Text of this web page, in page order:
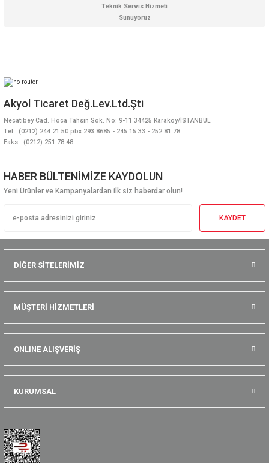
Teknik Servis Hizmeti
Sunuyoruz
Akyol Ticaret Değ.Lev.Ltd.Şti
Necatibey Cad. Hoca Tahsin Sok. No: 9-11 34425 Karaköy/İSTANBUL
Tel : (0212) 244 21 50 pbx 293 8685 - 245 15 33 - 252 81 78
Faks : (0212) 251 78 48
HABER BÜLTENİMİZE KAYDOLUN
Yeni Ürünler ve Kampanyalardan ilk siz haberdar olun!
KAYDET
DİĞER SİTELERİMİZ
MÜŞTERİ HİZMETLERİ
ONLINE ALIŞVERİŞ
KURUMSAL